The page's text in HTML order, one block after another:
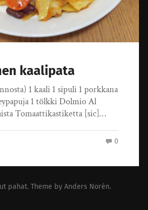
kaalipata
1 kaali 1 sipuli 1 porkkana
1 tölkki Dolmio Al
Tomaattikastiketta [sic]…
0
pahat. Theme by Anders Norén.